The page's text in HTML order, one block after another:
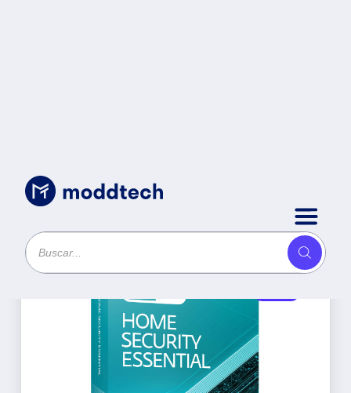
Productos